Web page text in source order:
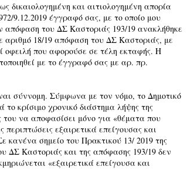
δικαιολογημένη και αιτιολογημένη απορία
9.12.2019 έγγραφό σας, με το οποίο μου
απόφαση του ΔΣ Καστοριάς 193/19 ανακλήθηκε
αριθμό 18/19 απόφαση του ΔΣ Καστοριάς, με
οφειλή που αφορούσε σε τέλη εκταφής. Η
με το έγγραφό σας με αρ. πρ.
σύννομη. Σύμφωνα με τον νόμο, το Δημοτικό
κρίσιμο χρονικό διάστημα λήψης της
του να αποφασίσει μόνο για «θέματα που
εξαιρετικά επείγουσας και
κανένα σημείο του Πρακτικού 13/ 2019 της
ΔΣ Καστοριάς και της απόφασης 193/19 δεν
«εξαιρετικά επείγουσα και